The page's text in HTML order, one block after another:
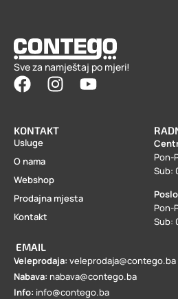
Sve za namještaj po mjeri!
KONTAKT
Usluge
O nama
Webshop
Prodajna mjesta
Kontakt
EMAIL
Veleprodaja: veleprodaja@contego.ba
Nabava: nabava@contego.ba
Info: info@contego.ba
Pon-
Sub:
Pon-
Sub: